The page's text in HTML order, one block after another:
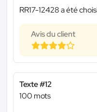
RR17-12428 a été
Avis du client
Texte #12
100 mots